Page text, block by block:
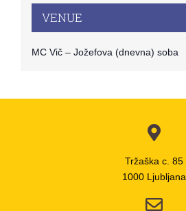
VENUE
MC Vič – Jožefova (dnevna) soba
Tržaška c. 85
1000 Ljubljana